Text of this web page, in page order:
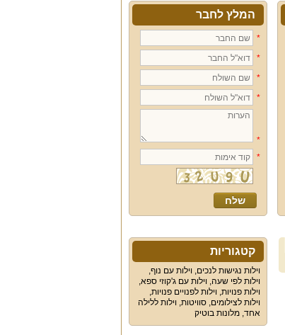
המלץ לחבר
*
*
*
*
*
*
קטגוריות
וילות נגישות לנכים, וילות עם נוף,
וילות לפי שעה, וילות עם ג'קוזי ספא,
וילות פנויות, וילות לפנויים פנויות,
וילות לצילומים, סוויטות, וילות ללילה
אחד, מלונות בוטיק